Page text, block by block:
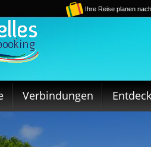
Ihre Reise planen
Verbindungen